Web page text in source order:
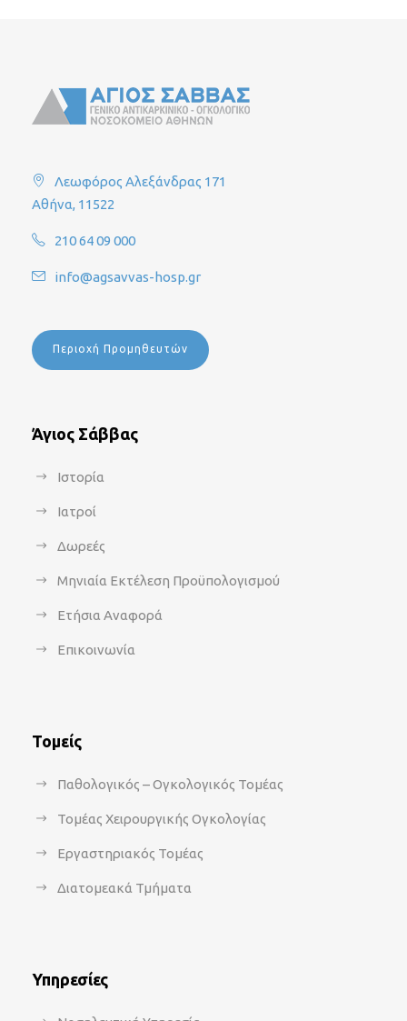
Λεωφόρος Αλεξάνδρας 171
Αθήνα, 11522
210 64 09 000
info@agsavvas-hosp.gr
Περιοχή Προμηθευτών
Άγιος Σάββας
Ιστορία
Ιατροί
Δωρεές
Μηνιαία Εκτέλεση Προϋπολογισμού
Ετήσια Αναφορά
Επικοινωνία
Τομείς
Παθολογικός – Ογκολογικός Τομέας
Τομέας Χειρουργικής Ογκολογίας
Εργαστηριακός Τομέας
Διατομεακά Τμήματα
Υπηρεσίες